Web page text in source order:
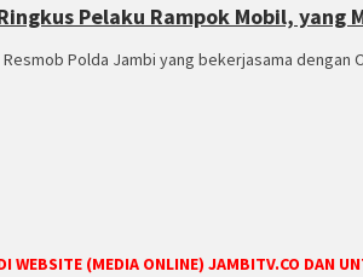
Pelaku Rampok Mobil, yang
Polda Jambi yang bekerjasama
WEBSITE (MEDIA ONLINE) JAMBITV.CO DAN